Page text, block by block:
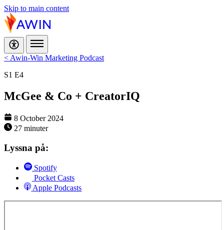
Skip to main content
< Awin-Win Marketing Podcast
S1 E4
McGee & Co + CreatorIQ
8 October 2024
27 minuter
Lyssna på:
Spotify
Pocket Casts
Apple Podcasts